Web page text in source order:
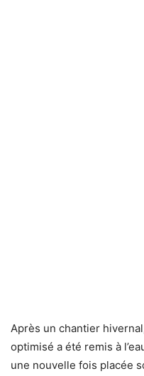
Après un chantier
optimisé a été remis à
une nouvelle fois placée